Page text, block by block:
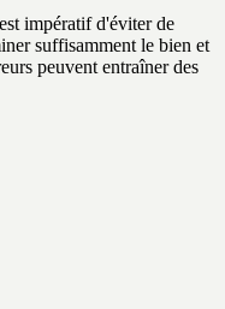
impératif d'éviter de
suffisamment le bien et
peuvent entraîner des